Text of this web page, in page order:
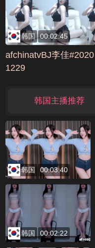
韩国 00:02:45
afchinatvBJ李佳#2020
1229
韩国主播推荐
韩国 00:03:40
韩国 00:02:22